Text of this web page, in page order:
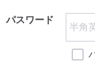
パスワード